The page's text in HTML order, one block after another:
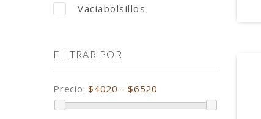
Vaciabolsillos
FILTRAR POR
Precio: $4020 - $6520